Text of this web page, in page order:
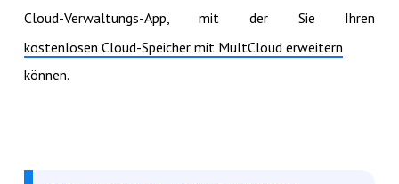
Cloud-Verwaltungs-App, mit der Sie Ihren
kostenlosen Cloud-Speicher mit MultCloud erweitern
können.